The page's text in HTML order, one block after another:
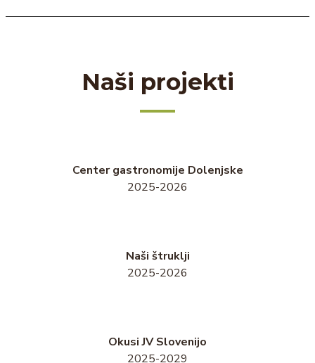
Naši projekti
Center gastronomije Dolenjske
2025-2026
Naši štruklji
2025-2026
Okusi JV Slovenijo
2025-2029